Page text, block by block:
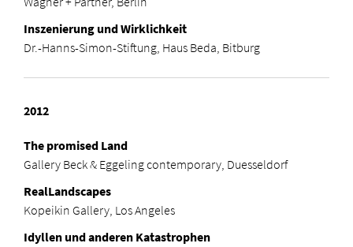
Inszenierung und Wirklichkeit
Dr.-Hanns-Simon-Stiftung, Haus Beda, Bitburg
2012
The promised Land
Gallery Beck & Eggeling contemporary, Duesseldorf
RealLandscapes
Kopeikin Gallery, Los Angeles
Idyllen und anderen Katastrophen